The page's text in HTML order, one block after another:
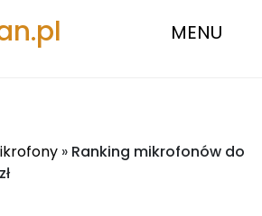
MENU
» Ranking mikrofonów do